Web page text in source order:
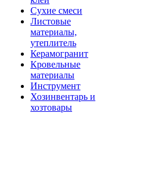
Сухие смеси
Листовые
материалы,
утеплитель
Керамогранит
Кровельные
материалы
Инструмент
Хозинвентарь и
хозтовары